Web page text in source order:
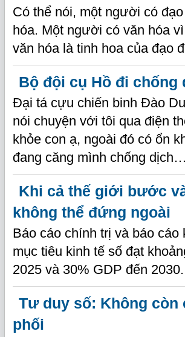
Có thể nói, một người có
hóa. Một người có văn hóa
văn hóa là tinh hoa của đạo
Bộ đội cụ Hồ đi
Đại tá cựu chiến binh Đào
nói chuyện với tôi qua điện
khỏe con ạ, ngoài đó có ổn
đang căng mình chống dịch…
Khi cả thế giới bước
không thể đứng ngoài
Báo cáo chính trị và báo
mục tiêu kinh tế số đạt
2025 và 30% GDP đến 2030.
Tư duy số: Không
phối